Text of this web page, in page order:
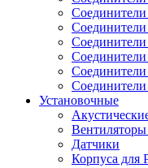
Соединители
Установочные
Вентиляторы
Датчики
Корпуса для